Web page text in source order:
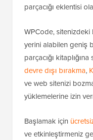
parçacığı eklentisi
WPCode, sitenizdeki
yerini alabilen geniş
parçacığı kitaplığına
devre dışı bırakma,
ve web sitenizi
yüklemelerine izin
Başlamak için
ve etkinleştirmeniz